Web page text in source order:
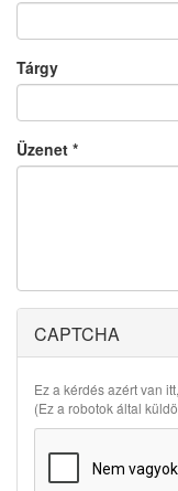
Tárgy
Üzenet *
CAPTCHA
Ez a kérdés azért van
(Ez a robotok által